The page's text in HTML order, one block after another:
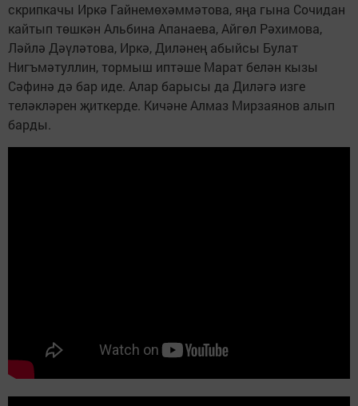
скрипкачы Иркә Гайнемөхәммәтова, яңа гына Сочидан
кайтып төшкән Альбина Апанаева, Айгөл Рәхимова,
Ләйлә Дәүләтова, Иркә, Диләнең абыйсы Булат
Нигъмәтуллин, тормыш иптәше Марат белән кызы
Сәфинә дә бар иде. Алар барысы да Диләгә изге
теләкләрен җиткерде. Кичәне Алмаз Мирзаянов алып
барды.